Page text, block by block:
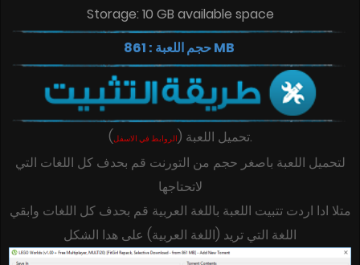
Storage: 10 GB available space
حجم اللعبة : 861 MB
تحميل اللعبة (الروابط في الاسفل)
.
لتحميل اللعبة باصغر حجم من التورنت قم بحدف كل اللغات التي
لاتحتاجها
متلا ادا اردت تتبيت اللعبة باللغة العربية قم بحدف كل اللغات وابقي
اللغة التي تريد (اللغة العربية) على هدا الشكل